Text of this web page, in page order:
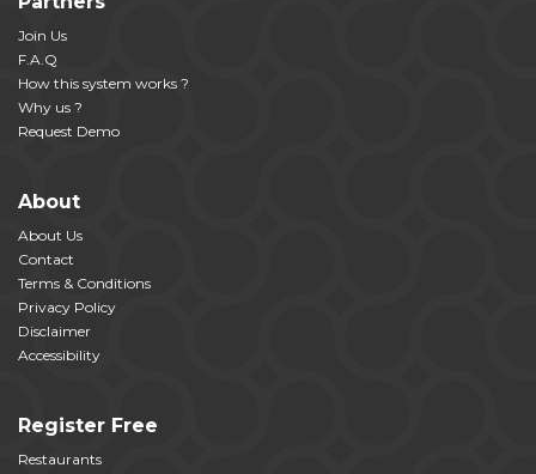
Join Us
F.A.Q
How this system works ?
Why us ?
Request Demo
About
About Us
Contact
Terms & Conditions
Privacy Policy
Disclaimer
Accessibility
Register Free
Restaurants